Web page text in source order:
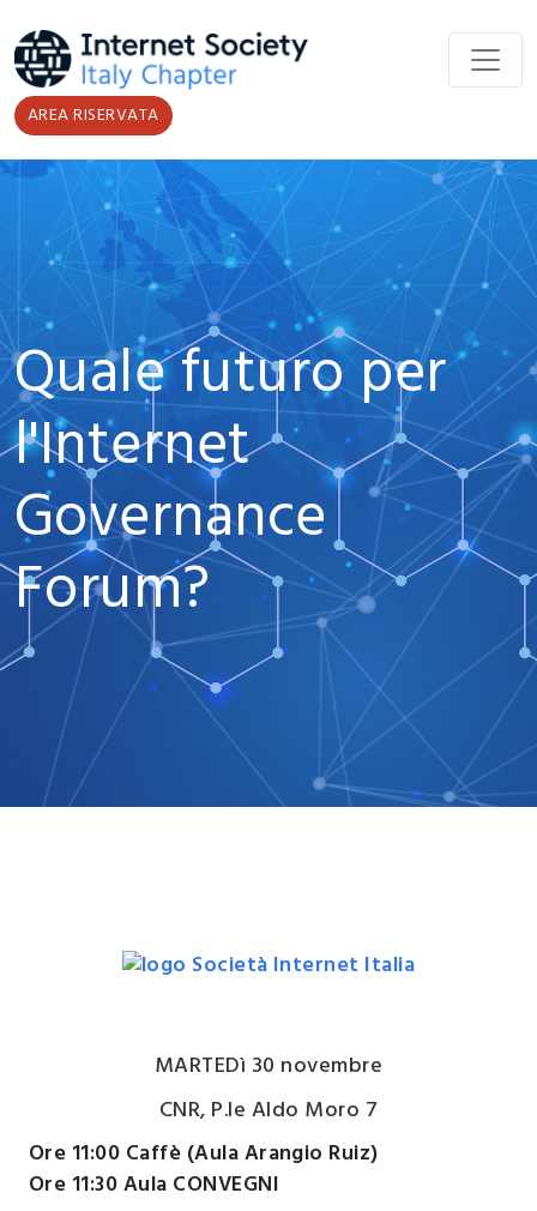
AREA RISERVATA
Quale futuro per
l'Internet
Governance
Forum?
MARTEDì 30 novembre
CNR, P.le Aldo Moro 7
Ore 11:00 Caffè (Aula Arangio Ruiz)
Ore 11:30 Aula CONVEGNI